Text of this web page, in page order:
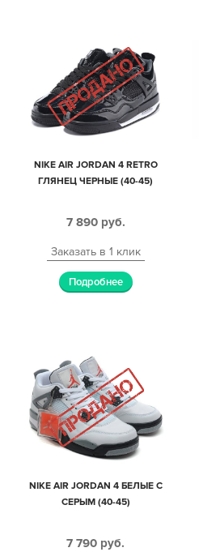
NIKE AIR JORDAN 4 RETRO
ГЛЯНЕЦ ЧЕРНЫЕ (40-45)
7 890 руб.
Заказать в 1 клик
Подробнее
NIKE AIR JORDAN 4 БЕЛЫЕ С
СЕРЫМ (40-45)
7 790 руб.